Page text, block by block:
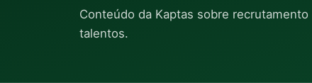
Conteúdo da Kaptas sobre
talentos.